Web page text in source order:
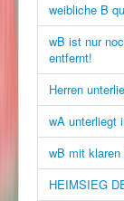
weibliche B
wB ist nur
entfernt!
Herren
wA unterliegt
wB mit
HEIMSIEG